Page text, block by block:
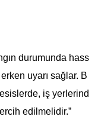
durumunda hass
uyarı sağlar. B
iş yerlerind
edilmelidir.”